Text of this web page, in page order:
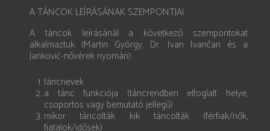
A TÁNCOK LEÍRÁSÁNAK SZEMPONTJAI
A táncok leírásánál a következő szempontokat
alkalmaztuk (Martin György, Dr. Ivan Ivančan és a
Janković-nővérek nyomán):
táncnevek
a tánc funkciója (táncrendben elfoglalt helye,
csoportos vagy bemutató jellegű)
mikor táncolták kik táncolták (férfiak/nők,
fiatalok/idősek)